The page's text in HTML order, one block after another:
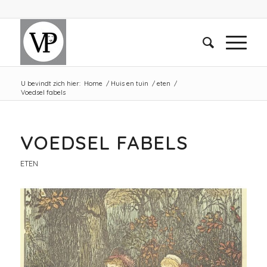
U bevindt zich hier: Home / Huis en tuin / eten /
Voedsel fabels
VOEDSEL FABELS
ETEN